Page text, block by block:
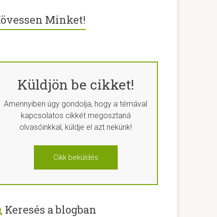
Minket!
Küldjön be cikket!
Amennyiben úgy gondolja, hogy a témával
kapcsolatos cikkét megosztaná
olvasóinkkal, küldje el azt nekünk!
Cikk beküldés
Keresés a blogban